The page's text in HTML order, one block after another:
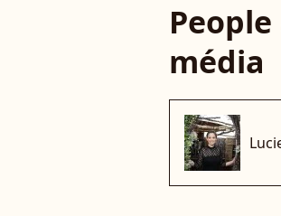
média